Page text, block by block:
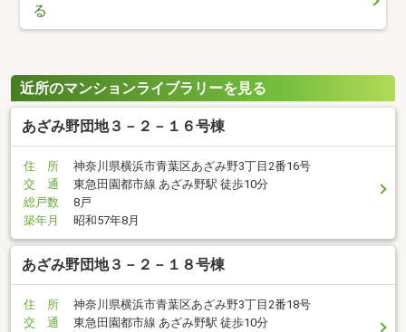
る
近所のマンションライブラリーを見る
あざみ野団地３－２－１６号棟
住 所
神奈川県横浜市青葉区あざみ野3丁目2番16号
交 通
東急田園都市線 あざみ野駅 徒歩10分
総戸数
8戸
築年月
昭和57年8月
あざみ野団地３－２－１８号棟
住 所
神奈川県横浜市青葉区あざみ野3丁目2番18号
交 通
東急田園都市線 あざみ野駅 徒歩10分